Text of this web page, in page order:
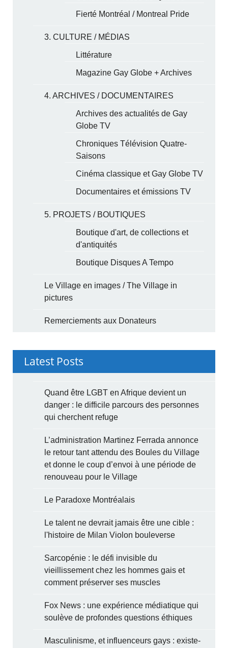
Fierté Montréal / Montreal Pride
3. CULTURE / MÉDIAS
Littérature
Magazine Gay Globe + Archives
4. ARCHIVES / DOCUMENTAIRES
Archives des actualités de Gay
Globe TV
Chroniques Télévision Quatre-
Saisons
Cinéma classique et Gay Globe TV
Documentaires et émissions TV
5. PROJETS / BOUTIQUES
Boutique d'art, de collections et
d'antiquités
Boutique Disques A Tempo
Le Village en images / The Village in
pictures
Remerciements aux Donateurs
Latest Posts
Quand être LGBT en Afrique devient un
danger : le difficile parcours des personnes
qui cherchent refuge
L’administration Martinez Ferrada annonce
le retour tant attendu des Boules du Village
et donne le coup d’envoi à une période de
renouveau pour le Village
Le Paradoxe Montréalais
Le talent ne devrait jamais être une cible :
l'histoire de Milan Violon bouleverse
Sarcopénie : le défi invisible du
vieillissement chez les hommes gais et
comment préserver ses muscles
Fox News : une expérience médiatique qui
soulève de profondes questions éthiques
Masculinisme, et influenceurs gays : existe-